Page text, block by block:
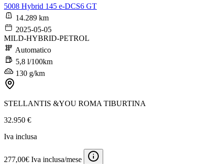
5008 Hybrid 145 e-DCS6 GT
14.289 km
2025-05-05
MILD-HYBRID-PETROL
Automatico
5,8 l/100km
130 g/km
STELLANTIS &YOU ROMA TIBURTINA
32.950 €
Iva inclusa
277,00€ Iva inclusa/mese